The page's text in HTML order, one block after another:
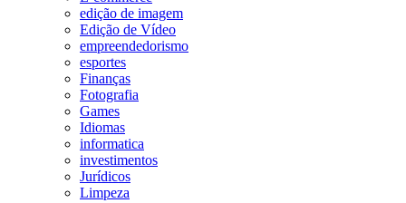
edição de imagem
Edição de Vídeo
empreendedorismo
esportes
Finanças
Fotografia
Games
Idiomas
informatica
investimentos
Jurídicos
Limpeza